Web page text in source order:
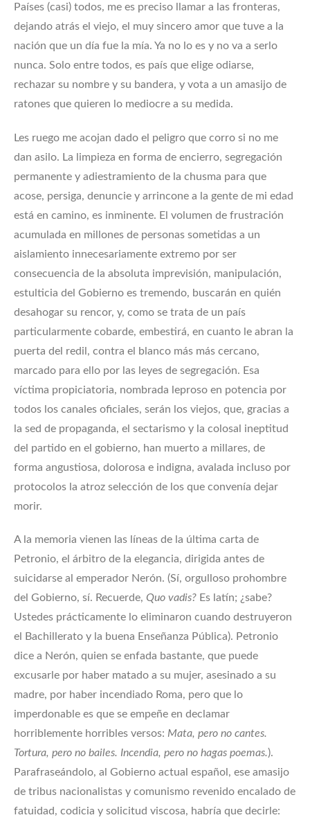
Países (casi) todos, me es preciso llamar a las fronteras,
dejando atrás el viejo, el muy sincero amor que tuve a la
nación que un día fue la mía. Ya no lo es y no va a serlo
nunca. Solo entre todos, es país que elige odiarse,
rechazar su nombre y su bandera, y vota a un amasijo de
ratones que quieren lo mediocre a su medida.
Les ruego me acojan dado el peligro que corro si no me
dan asilo. La limpieza en forma de encierro, segregación
permanente y adiestramiento de la chusma para que
acose, persiga, denuncie y arrincone a la gente de mi edad
está en camino, es inminente. El volumen de frustración
acumulada en millones de personas sometidas a un
aislamiento innecesariamente extremo por ser
consecuencia de la absoluta imprevisión, manipulación,
estulticia del Gobierno es tremendo, buscarán en quién
desahogar su rencor, y, como se trata de un país
particularmente cobarde, embestirá, en cuanto le abran la
puerta del redil, contra el blanco más más cercano,
marcado para ello por las leyes de segregación. Esa
víctima propiciatoria, nombrada leproso en potencia por
todos los canales oficiales, serán los viejos, que, gracias a
la sed de propaganda, el sectarismo y la colosal ineptitud
del partido en el gobierno, han muerto a millares, de
forma angustiosa, dolorosa e indigna, avalada incluso por
protocolos la atroz selección de los que convenía dejar
morir.
A la memoria vienen las líneas de la última carta de
Petronio, el árbitro de la elegancia, dirigida antes de
suicidarse al emperador Nerón. (Sí, orgulloso prohombre
del Gobierno, sí. Recuerde, Quo vadis? Es latín; ¿sabe?
Ustedes prácticamente lo eliminaron cuando destruyeron
el Bachillerato y la buena Enseñanza Pública). Petronio
dice a Nerón, quien se enfada bastante, que puede
excusarle por haber matado a su mujer, asesinado a su
madre, por haber incendiado Roma, pero que lo
imperdonable es que se empeñe en declamar
horriblemente horribles versos: Mata, pero no cantes.
Tortura, pero no bailes. Incendia, pero no hagas poemas.).
Parafraseándolo, al Gobierno actual español, ese amasijo
de tribus nacionalistas y comunismo revenido encalado de
fatuidad, codicia y solicitud viscosa, habría que decirle: